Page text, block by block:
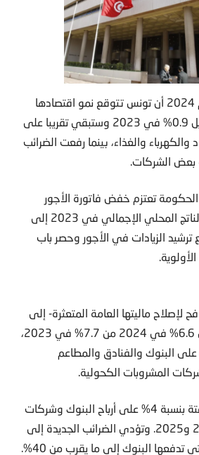
أظهر مشروع موازنة عام 2024 أن تونس تتوقع نمو اقتصادها
2.1% العام القادم مقابل 0.9% في 2023 وستبقي تقريبا على
والغذاء، بينما رفعت الضرائب
بعض الشركات.
تعتزم خفض فاتورة الأجور
العامة من 14.4% من الناتج المحلي الإجمالي في 2023 إلى
مع ترشيد الزيادات في الأجور وحصر باب
ماليتها العامة المتعثرة- إلى
خفض العجز المالي إلى 6.6% في 2024 من 7.7% في 2023،
البنوك والفنادق والمطاعم
المشروبات الكحولية.
وسيتم فرض ضريبة مؤقتة بنسبة 4% على أرباح البنوك وشركات
التأمين في عامي 2024 و2025. وتؤدي الضرائب الجديدة إلى
البنوك إلى ما يقرب من 40%.